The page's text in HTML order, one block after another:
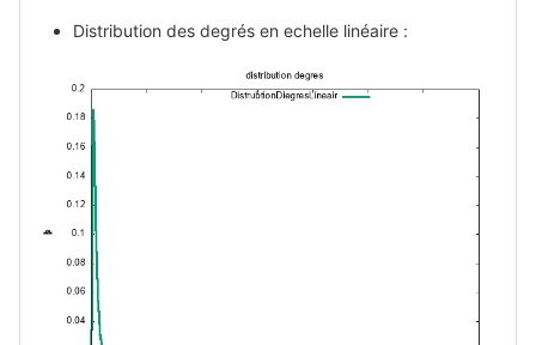
Distribution des degrés en echelle linéaire :